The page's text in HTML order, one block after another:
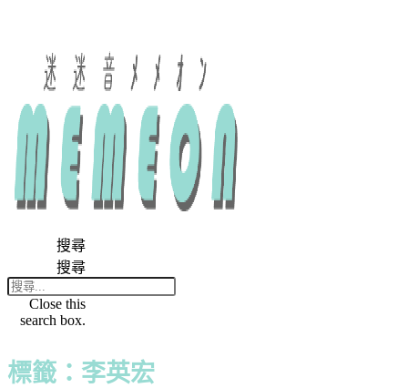
搜尋
搜尋
Close this
search box.
標籤：李英宏